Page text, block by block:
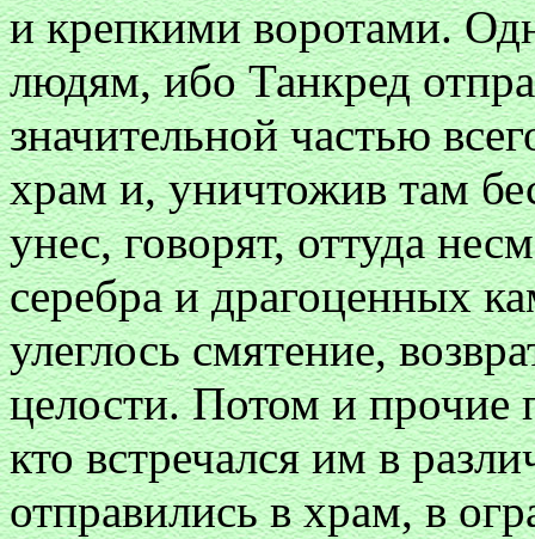
и крепкими воротами.
людям, ибо Танкред
значительной частью
храм и, уничтожив там
унес, говорят, оттуда
серебра и драгоценных
улеглось смятение,
целости. Потом и прочие
кто встречался им в
отправились в храм, в